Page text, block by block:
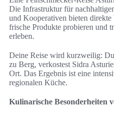
Die Infrastruktur für
und Kooperativen bieten
frische Produkte probieren und
erleben.
Deine Reise wird kurzweilig:
zu Berg, verkostest Sidra
Ort. Das Ergebnis ist eine
regionalen Küche.
Kulinarische Besonderheiten